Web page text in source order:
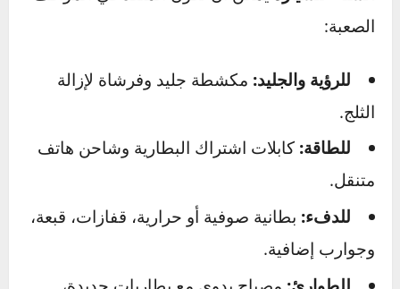
يكون من المفيد فتح نافذتك قليلاً لسماع حركة
فمن الأسلم التوقف في مكان آمن والانتظار.
تجهيز حقيبة طوارئ الشتاء
المثالية لسيارتك